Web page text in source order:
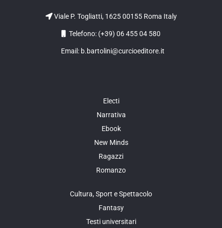
Viale P. Togliatti, 1625 00155 Roma Italy
Telefono: (+39) 06 455 04 580
Email: b.bartolini@curcioeditore.it
Electi
Narrativa
Ebook
New Minds
Ragazzi
Romanzo
Cultura, Sport e Spettacolo
Fantasy
Testi universitari